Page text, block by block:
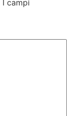
I campi